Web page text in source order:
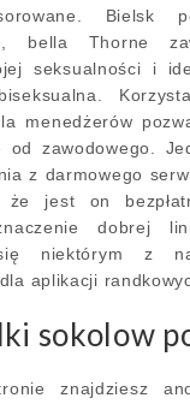
Bielsk
bella Thorne
seksualności i
menedżerów
od zawodowego.
z darmowego
jest on
dobrej
niektórym z
aplikacji
sokolow
znajdziesz